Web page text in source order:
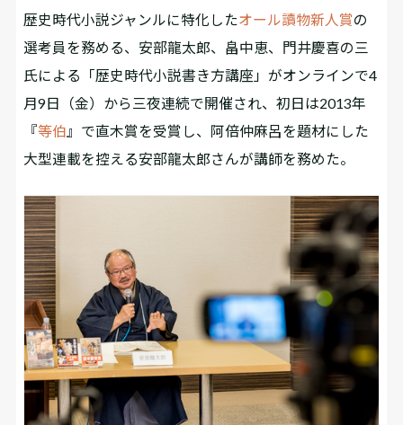
歴史時代小説ジャンルに特化したオール讀物新人賞の
選考員を務める、安部龍太郎、畠中恵、門井慶喜の三
氏による「歴史時代小説書き方講座」がオンラインで4
月9日（金）から三夜連続で開催され、初日は2013年
『等伯 』で直木賞を受賞し、阿倍仲麻呂を題材にした
大型連載を控える安部龍太郎さんが講師を務めた。